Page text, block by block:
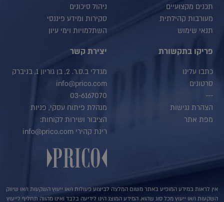
תכנים מקצועיים
מעורבות קהילתית
תנאי שימוש
ניהול סיכונים
סקירות ומידע פיננסי
השתלמויות וימי עיון
פריקו בתקשורת
כתבו עלינו
סרטונים
---
הצהרת נגישות
מפת אתר
יצירת קשר
מגדלי ב.ס.ר. 2, בן גוריון 1, בניברק
info@prico.com
03-6167070
מנהלת פיתוח עסקי, פניות
הציבור ושירות לקוחות:
רינת קהירי info@prico.com
אין לראות במידע המופיע באתר משום המלצה לביצוע פעולות ו/או ייעוץ השקעות ו/או שיווק
השקעות ו/או ייעוץ מכל סוג שהוא. המידע המוצג הינו לידיעה בלבד ואינו מהווה תחליף לייעוץ